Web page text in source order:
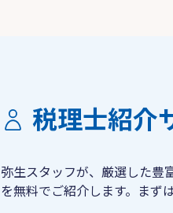
税理士紹介
弥生スタッフが、厳選した豊
を無料でご紹介します。まず